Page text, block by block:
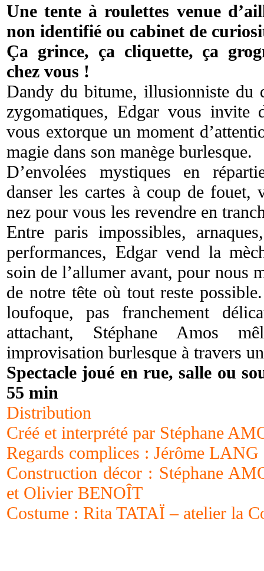
Une tente à roulettes venue
non identifié ou cabinet de
Ça grince, ça cliquette, ça
chez vous !
Dandy du bitume, illusionniste du
zygomatiques, Edgar vous invite
vous extorque un moment
magie dans son manège burlesque.
D’envolées mystiques en
danser les cartes à coup de fouet,
nez pour vous les revendre en
Entre paris impossibles,
performances, Edgar vend la
soin de l’allumer avant, pour nous
de notre tête où tout reste
loufoque, pas franchement
attachant, Stéphane Amos
improvisation burlesque à travers
Spectacle joué en rue, salle ou
55 min
Distribution
Créé et interprété par Stéphane
Regards complices : Jérôme
Construction décor : Stéphane
et Olivier BENOÎT
Costume : Rita TATAÏ – atelier la